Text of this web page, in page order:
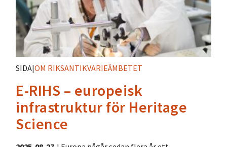
SIDA|OM RIKSANTIKVARIEÄMBETET
E-RIHS – europeisk
infrastruktur för Heritage
Science